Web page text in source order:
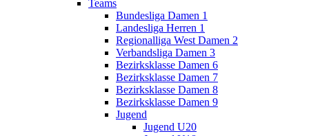
Teams
Bundesliga Damen 1
Landesliga Herren 1
Regionalliga West Damen 2
Verbandsliga Damen 3
Bezirksklasse Damen 6
Bezirksklasse Damen 7
Bezirksklasse Damen 8
Bezirksklasse Damen 9
Jugend
Jugend U20